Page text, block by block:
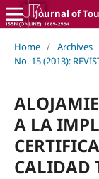
Journal of
Home / Archives
No. 15 (2013):
A LA
CALIDAD